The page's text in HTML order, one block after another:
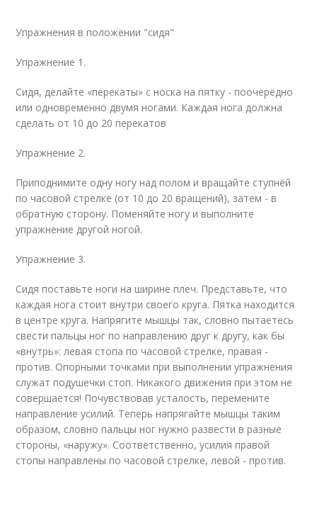
Упражнения в положении "сидя"
Упражнение 1.
Сидя, делайте «перекаты» с носка на пятку - поочерёдно
или одновременно двумя ногами. Каждая нога должна
сделать от 10 до 20 перекатов
Упражнение 2.
Приподнимите одну ногу над полом и вращайте ступнёй
по часовой стрелке (от 10 до 20 вращений), затем - в
обратную сторону. Поменяйте ногу и выполните
упражнение другой ногой.
Упражнение 3.
Сидя поставьте ноги на ширине плеч. Представьте, что
каждая нога стоит внутри своего круга. Пятка находится
в центре круга. Напрягите мышцы так, словно пытаетесь
свести пальцы ног по направлению друг к другу, как бы
«внутрь»: левая стопа по часовой стрелке, правая -
против. Опорными точками при выполнении упражнения
служат подушечки стоп. Никакого движения при этом не
совершается! Почувствовав усталость, перемените
направление усилий. Теперь напрягайте мышцы таким
образом, словно пальцы ног нужно развести в разные
стороны, «наружу». Соответственно, усилия правой
стопы направлены по часовой стрелке, левой - против.